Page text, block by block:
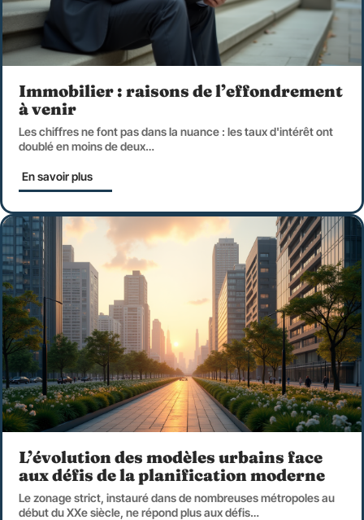
Immobilier : raisons de l’effondrement
à venir
Les chiffres ne font pas dans la nuance : les taux d'intérêt ont
doublé en moins de deux…
En savoir plus
L’évolution des modèles urbains face
aux défis de la planification moderne
Le zonage strict, instauré dans de nombreuses métropoles au
début du XXe siècle, ne répond plus aux défis…